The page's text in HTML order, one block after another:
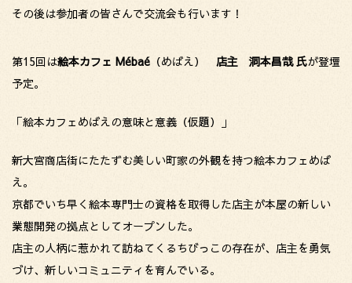
その後は参加者の皆さんで交流会も行います！
第15回は絵本カフェ Mébaé （めばえ） 店主 洞本昌哉 氏が登壇
予定。
「絵本カフェめばえの意味と意義（仮題）」
新大宮商店街にたたずむ美しい町家の外観を持つ絵本カフェめば
え。
京都でいち早く絵本専門士の資格を取得した店主が本屋の新しい
業態開発の拠点としてオープンした。
店主の人柄に惹かれて訪ねてくるちびっこの存在が、店主を勇気
づけ、新しいコミュニティを育んでいる。